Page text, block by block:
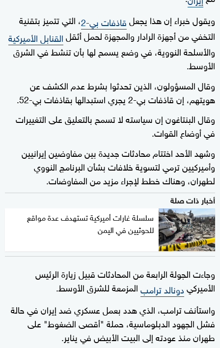
ويقول خبراء إن هذا يجعلقاذفات بي-2 ، التي تتميز بتقنية
التخفي من أجهزة الرادار والمجهزة لحمل أثقلالقنابل الأميركية
والأسلحة النووية، في وضع يسمح لها بأن تنشط في الشرق
الأوسط.
وقال المسؤولون، الذين تحدثوا بشرط عدم الكشف عن
هويتهم، إن قاذفات بي-2 يجري استبدالها بقاذفات بي-52.
وقال البنتاغون إن سياسته لا تسمح بالتعليق على التغييرات
في أوضاع القوات.
وشهد الأحد اختتام محادثات جديدة بين مفاوضين إيرانيين
وأميركيين ترمي لتسوية خلافات بشأن البرنامج النووي
لطهران، وهناك خطط لإجراء مزيد من المفاوضات.
أخبار ذات صلة
سلسلة غارات أميركية تستهدف عدة مواقع
للحوثيين في اليمن
وجاءت الجولة الرابعة من المحادثات قبيل زيارة الرئيس
الأميركيدونالد ترامبالمزمعة للشرق الأوسط.
واستأنف ترامب، الذي هدد بعمل عسكري ضد إيران في حالة
فشل الجهود الدبلوماسية، حملة "أقصى الضغوط" على
طهران منذ عودته إلى البيت الأبيض في يناير.